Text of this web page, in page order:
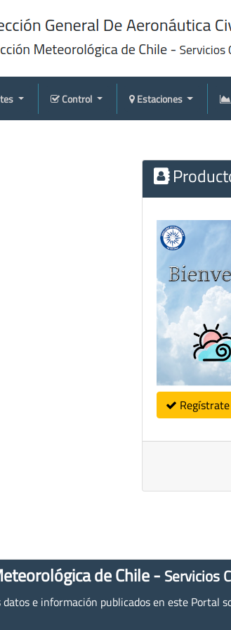
Control Estaciones
Regístrate
de Chile - Servicios
e información publicados en este Portal